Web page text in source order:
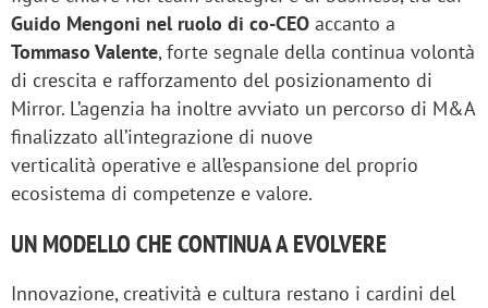
Guido Mengoni nel ruolo di co-CEO accanto a
Tommaso Valente, forte segnale della continua volontà
di crescita e rafforzamento del posizionamento di
Mirror. L’agenzia ha inoltre avviato un percorso di M&A
finalizzato all’integrazione di nuove
verticalità operative e all’espansione del proprio
ecosistema di competenze e valore.
UN MODELLO CHE CONTINUA A EVOLVERE
Innovazione, creatività e cultura restano i cardini del